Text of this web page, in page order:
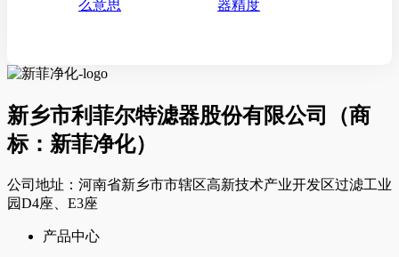
么意思
器精度
新乡市利菲尔特滤器股份有限公司（商
标：新菲净化）
公司地址：河南省新乡市市辖区高新技术产业开发区过滤工业
园D4座、E3座
产品中心